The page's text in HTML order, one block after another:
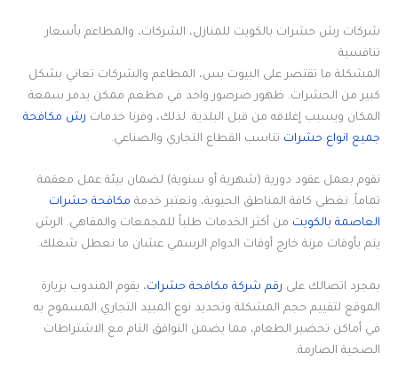
شركات رش حشرات بالكويت للمنازل، الشركات، والمطاعم بأسعار
تنافسية
المشكلة ما تقتصر على البيوت بس، المطاعم والشركات تعاني بشكل
كبير من الحشرات. ظهور صرصور واحد في مطعم ممكن يدمر سمعة
المكان ويسبب إغلاقه من قبل البلدية. لذلك، وفرنا خدمات رش مكافحة
جميع انواع حشرات تناسب القطاع التجاري والصناعي.
نقوم بعمل عقود دورية (شهرية أو سنوية) لضمان بيئة عمل معقمة
تماماً. نغطي كافة المناطق الحيوية، وتعتبر خدمة مكافحة حشرات
العاصمة بالكويت من أكثر الخدمات طلباً للمجمعات والمقاهي. الرش
يتم بأوقات مرنة خارج أوقات الدوام الرسمي عشان ما نعطل شغلك.
بمجرد اتصالك على رقم شركة مكافحة حشرات، يقوم المندوب بزيارة
الموقع لتقييم حجم المشكلة وتحديد نوع المبيد التجاري المسموح به
في أماكن تحضير الطعام، مما يضمن التوافق التام مع الاشتراطات
الصحية الصارمة.